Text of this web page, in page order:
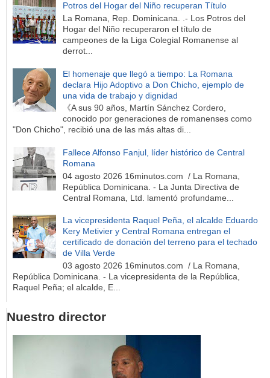
Potros del Hogar del Niño recuperan Título
La Romana, Rep. Dominicana. .- Los Potros del
Hogar del Niño recuperaron el título de
campeones de la Liga Colegial Romanense al
derrot...
El homenaje que llegó a tiempo: La Romana
declara Hijo Adoptivo a Don Chicho, ejemplo de
una vida de trabajo y dignidad
《A sus 90 años, Martín Sánchez Cordero,
conocido por generaciones de romanenses como
"Don Chicho", recibió una de las más altas di...
Fallece Alfonso Fanjul, líder histórico de Central
Romana
04 agosto 2026 16minutos.com / La Romana,
República Dominicana. - La Junta Directiva de
Central Romana, Ltd. lamentó profundame...
La vicepresidenta Raquel Peña, el alcalde Eduardo
Kery Metivier y Central Romana entregan el
certificado de donación del terreno para el techado
de Villa Verde
03 agosto 2026 16minutos.com / La Romana,
República Dominicana. - La vicepresidenta de la República,
Raquel Peña; el alcalde, E...
Nuestro director